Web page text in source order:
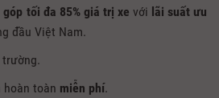
tối đa 85% giá trị xe với lãi suất ưu
đầu Việt Nam.
hoàn toàn miễn phí.